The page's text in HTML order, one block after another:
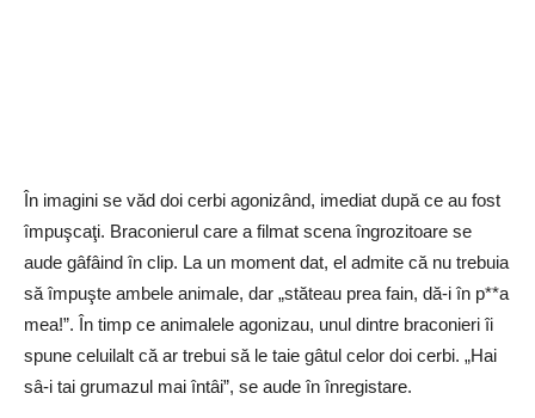
În imagini se văd doi cerbi agonizând, imediat după ce au fost
împuşcaţi. Braconierul care a filmat scena îngrozitoare se
aude gâfâind în clip. La un moment dat, el admite că nu trebuia
să împuşte ambele animale, dar „stăteau prea fain, dă-i în p**a
mea!”. În timp ce animalele agonizau, unul dintre braconieri îi
spune celuilalt că ar trebui să le taie gâtul celor doi cerbi. „Hai
sâ-i tai grumazul mai întâi”, se aude în înregistare.